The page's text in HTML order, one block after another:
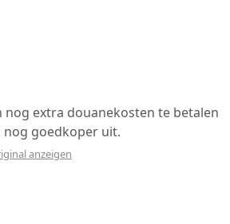
nog extra douanekosten te betalen
nog goedkoper uit.
anzeigen